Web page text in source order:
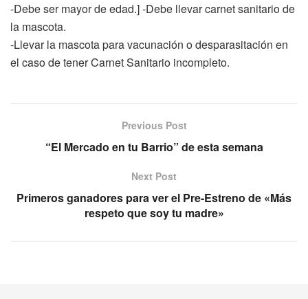
-Debe ser mayor de edad.] -Debe llevar carnet sanitario de
la mascota.
-Llevar la mascota para vacunación o desparasitación en
el caso de tener Carnet Sanitario incompleto.
Previous Post
“El Mercado en tu Barrio” de esta semana
Next Post
Primeros ganadores para ver el Pre-Estreno de «Más
respeto que soy tu madre»